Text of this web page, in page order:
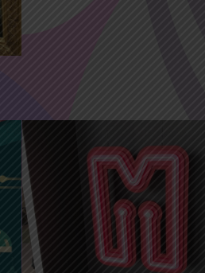
15 Mar 2021 23 Mai 2021
vitrines de caractère –
lycée CDG